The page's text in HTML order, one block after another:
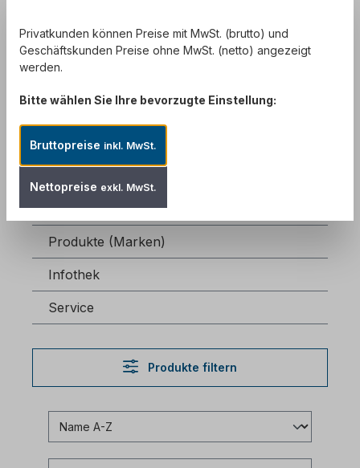
Schönox Fliesenkleber
Schönox Nivellierungen
Epoxidharz Kleber, Reperaturmassen,
Reperaturmörtel
Sikagard Reinigung & Imprägnierung
Produkte (Marken)
Infothek
Service
Produkte filtern
Privatkunden können Preise mit MwSt. (brutto) und
Geschäftskunden Preise ohne MwSt. (netto) angezeigt
werden.
Bitte wählen Sie Ihre bevorzugte Einstellung:
Bruttopreise inkl. MwSt.
Nettopreise exkl. MwSt.